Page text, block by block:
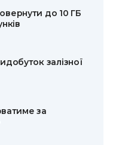
до 10 ГБ
залізної
за